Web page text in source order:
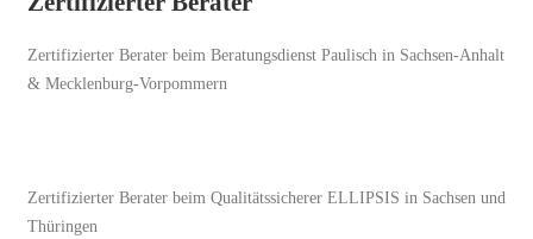
Zertifizierter Berater beim Beratungsdienst Paulisch in Sachsen-Anhalt
& Mecklenburg-Vorpommern
Zertifizierter Berater beim Qualitätssicherer ELLIPSIS in Sachsen und
Thüringen